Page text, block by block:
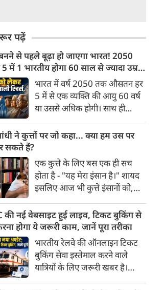
पढ़ें
से पहले बूढ़ा हो जाएगा भारत! 2050
में 1 भारतीय होगा 60 साल से ज्यादा उम्र
भारत में वर्ष 2050 तक औसतन हर
5 में से एक व्यक्ति की आयु 60 वर्ष
या उससे अधिक होगी। साथ ही
भारत में रहेंगे। ‘ट्रांसफॉर्म रूरल
अनुसार भारत विकसित देशों के
विपरीत समृद्ध बनने से पहले ही वृद्ध
होती आबादी वाले देश की श्रेणी में
पहुंच रहा है।
ने कुत्तों पर जो कहा... क्या हम उस पर
सकते हैं?
एक कुत्ते के लिए बस एक ही सच
होता है - "यह मेरा इंसान है।" शायद
इसलिए आज भी कुत्ते इंसानों को,
भू-राजनीति से लेकर कृत्रिम
बुद्धिमत्ता, जलवायु परिवर्तन से लेकर
क्रिकेट तक हर विषय पर बहस कर
सकते हैं, तो उस जीव पर भी एक
गंभीर चर्चा बनती है जिसने किसी भी
सभ्यता से पहले इंसान का साथ चुना
था। दुर्भाग्य यह है कि आज कुत्तों के
की नई वेबसाइट हुई लाइव, टिकट बुकिंग से
होगा ये जरूरी काम, जानें पूरा तरीका
भारतीय रेलवे की ऑनलाइन टिकट
बुकिंग सेवा इस्तेमाल करने वाले
यात्रियों के लिए जरूरी खबर है।